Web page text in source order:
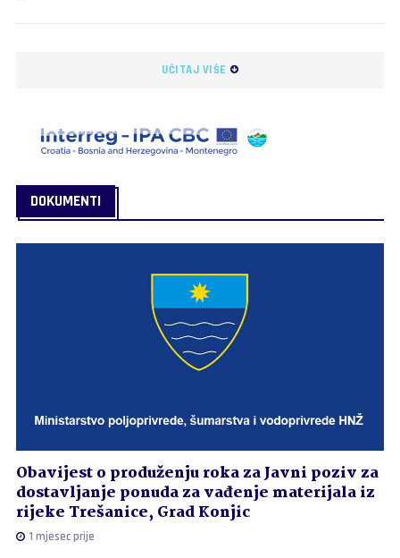
UČITAJ VIŠE
DOKUMENTI
Obavijest o produženju roka za Javni poziv za
dostavljanje ponuda za vađenje materijala iz
rijeke Trešanice, Grad Konjic
1 mjesec prije